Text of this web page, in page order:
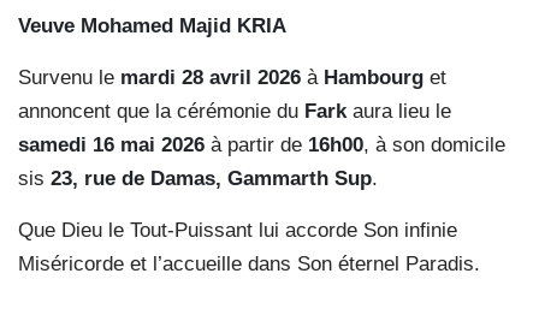
Veuve Mohamed Majid KRIA
Survenu le mardi 28 avril 2026 à Hambourg et
annoncent que la cérémonie du Fark aura lieu le
samedi 16 mai 2026 à partir de 16h00, à son domicile
sis 23, rue de Damas, Gammarth Sup.
Que Dieu le Tout-Puissant lui accorde Son infinie
Miséricorde et l’accueille dans Son éternel Paradis.